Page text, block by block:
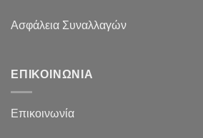
Ασφάλεια Συναλλαγών
ΕΠΙΚΟΙΝΩΝΙΑ
Επικοινωνία